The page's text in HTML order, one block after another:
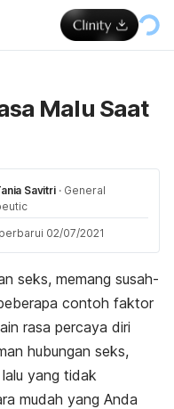
Malu Saat
Savitri · General
02/07/2021
seks, memang susah-
contoh faktor
rasa percaya diri
hubungan seks,
yang tidak
mudah yang Anda